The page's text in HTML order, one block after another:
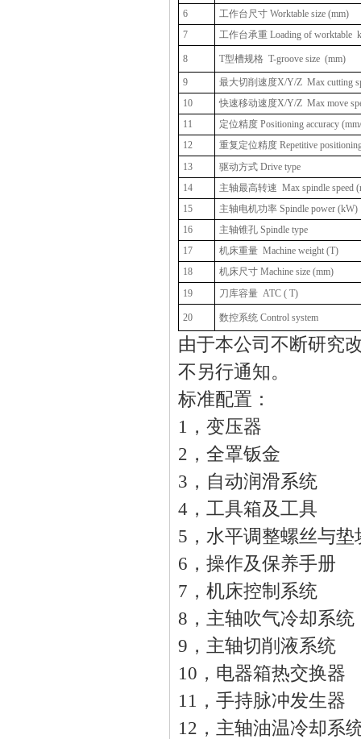
6
工作台尺寸 Worktable size (mm)
7
工作台承重 Loading of worktable
8 T型槽规格 T-groove size (mm)
9 最大切削速度X/Y/Z Max cutting
10
快速移动速度X/Y/Z Max move
11
定位精度 Positioning accuracy
12
重复定位精度 Repetitive
13
驱动方式 Drive type
14
主轴最高转速 Max spindle speed
15
主轴电机功率 Spindle power (kW)
16
主轴锥孔 Spindle type
17
机床重量 Machine weight (T)
18
机床尺寸 Machine size (mm)
19
刀库容量 ATC ( T)
20 数控系统 Control system
由于本公司不断研究
不另行通知。
标准配置：
1，变压器
2，全罩钣金
3，自动润滑系统
4，工具箱及工具
5，水平调整螺丝与垫
6，操作及保养手
7，机床控制系统
8，主轴吹气冷却系
9，主轴切削液系统
10，电器箱热交
11，手持脉冲发生器
12，主轴油温冷却系